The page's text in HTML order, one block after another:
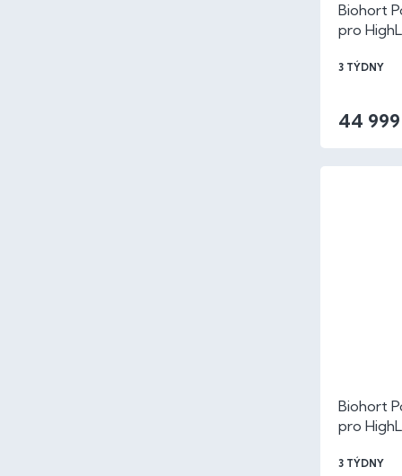
Biohort
pro
3 TÝDNY
44
Biohort
pro
3 TÝDNY